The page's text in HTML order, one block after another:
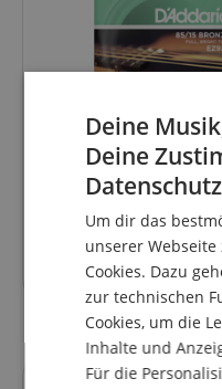
9
D'Addario EZ920
Deine
Deine
Um dir das
unserer
Cookies. Dazu
zur technischen
Cookies, um die
Inhalte und
Für die